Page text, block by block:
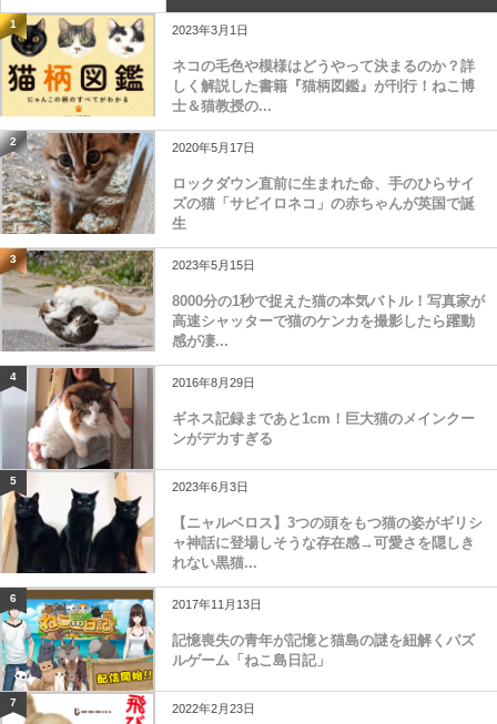
1 2023年3月1日
ネコの毛色や模様はどうやって決まるのか？詳
しく解説した書籍『猫柄図鑑』が刊行！ねこ博
士＆猫教授の...
2 2020年5月17日
ロックダウン直前に生まれた命、手のひらサイ
ズの猫「サビイロネコ」の赤ちゃんが英国で誕
生
3 2023年5月15日
8000分の1秒で捉えた猫の本気バトル！写真家が
高速シャッターで猫のケンカを撮影したら躍動
感が凄...
4 2016年8月29日
ギネス記録まであと1cm！巨大猫のメインクー
ンがデカすぎる
5 2023年6月3日
【ニャルベロス】3つの頭をもつ猫の姿がギリシ
ャ神話に登場しそうな存在感→可愛さを隠しき
れない黒猫...
6 2017年11月13日
記憶喪失の青年が記憶と猫島の謎を紐解くパズ
ルゲーム「ねこ島日記」
7 2022年2月23日